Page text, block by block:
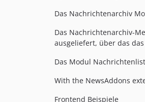
Das Nachrichtenarchiv
Das Nachrichtenarchiv-
ausgeliefert, über das
Das Modul
With the NewsAddons
Frontend Beispiele